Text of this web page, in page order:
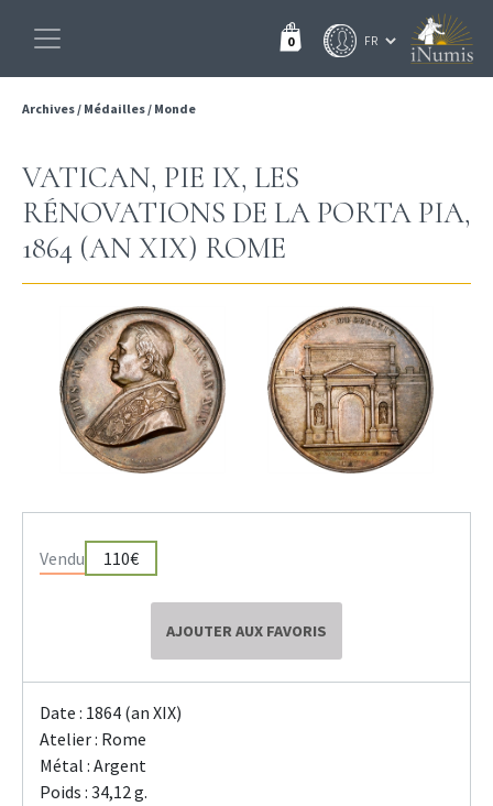
0
Archives/ Médailles/ Monde
VATICAN, PIE IX, LES
RÉNOVATIONS DE LA PORTA PIA,
1864 (AN XIX) ROME
Vendu 110€
AJOUTER AUX FAVORIS
Date : 1864 (an XIX)
Atelier : Rome
Métal : Argent
Poids : 34,12 g.